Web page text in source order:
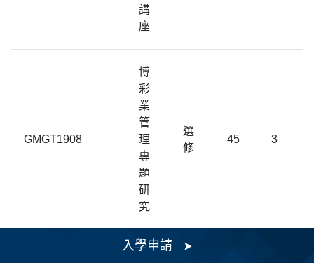
講
座
GMGT1908
博
彩
業
管
理
專
題
研
究
選
修
45 3
入學申請